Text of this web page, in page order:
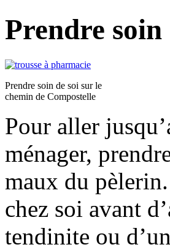
Prendre soin
Prendre soin de soi sur le
chemin de Compostelle
Pour aller
ménager,
maux du
chez soi avant
tendinite ou